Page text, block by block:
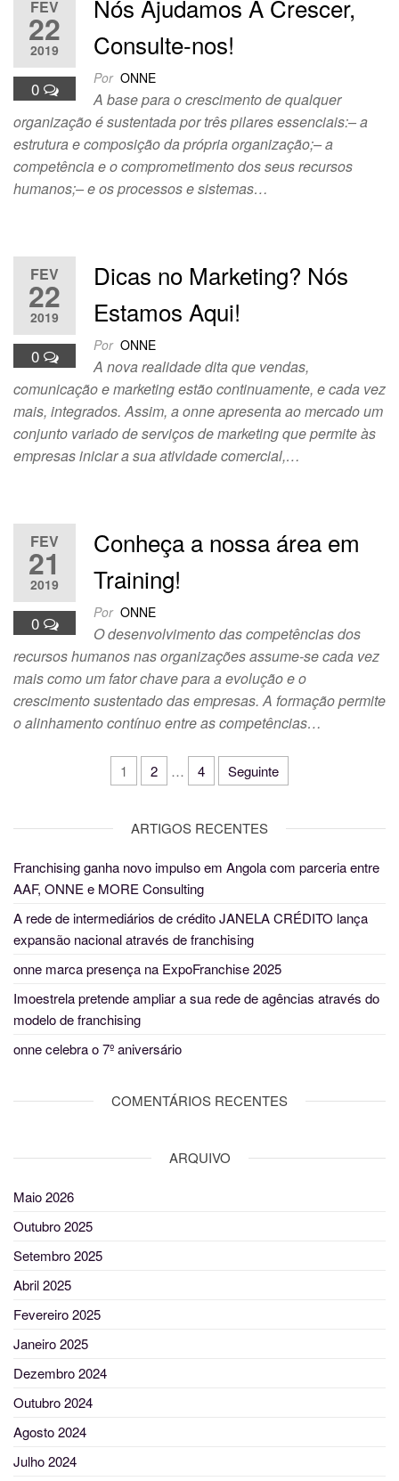
FEV
22
2019
0
Nós Ajudamos A Crescer,
Consulte-nos!
Por ONNE
A base para o crescimento de qualquer
organização é sustentada por três pilares essenciais:– a
estrutura e composição da própria organização;– a
competência e o comprometimento dos seus recursos
humanos;– e os processos e sistemas…
FEV
22
2019
0
Dicas no Marketing? Nós
Estamos Aqui!
Por ONNE
A nova realidade dita que vendas,
comunicação e marketing estão continuamente, e cada vez
mais, integrados. Assim, a onne apresenta ao mercado um
conjunto variado de serviços de marketing que permite às
empresas iniciar a sua atividade comercial,…
FEV
21
2019
0
Conheça a nossa área em
Training!
Por ONNE
O desenvolvimento das competências dos
recursos humanos nas organizações assume-se cada vez
mais como um fator chave para a evolução e o
crescimento sustentado das empresas. A formação permite
o alinhamento contínuo entre as competências…
Navegação de artigos
1 2 … 4 Seguinte
ARTIGOS RECENTES
Franchising ganha novo impulso em Angola com parceria entre
AAF, ONNE e MORE Consulting
A rede de intermediários de crédito JANELA CRÉDITO lança
expansão nacional através de franchising
onne marca presença na ExpoFranchise 2025
Imoestrela pretende ampliar a sua rede de agências através do
modelo de franchising
onne celebra o 7º aniversário
COMENTÁRIOS RECENTES
ARQUIVO
Maio 2026
Outubro 2025
Setembro 2025
Abril 2025
Fevereiro 2025
Janeiro 2025
Dezembro 2024
Outubro 2024
Agosto 2024
Julho 2024